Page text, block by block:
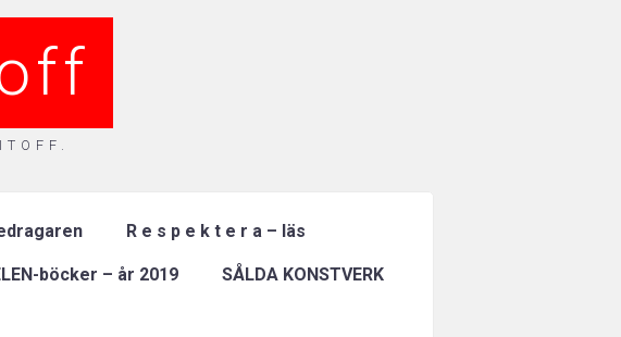
R e s p e k t e r a – läs
böcker – år 2019 SÅLDA KONSTVERK